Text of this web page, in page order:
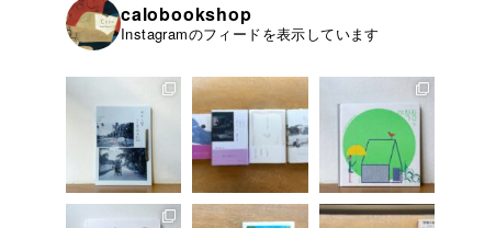
calobookshop
Instagramのフィードを表示しています